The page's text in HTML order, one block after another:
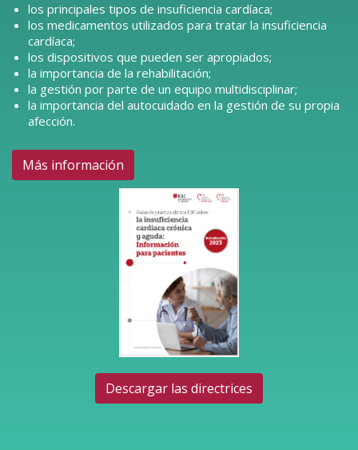
los principales tipos de insuficiencia cardíaca;
los medicamentos utilizados para tratar la insuficiencia
cardíaca;
los dispositivos que pueden ser apropiados;
la importancia de la rehabilitación;
la gestión por parte de un equipo multidisciplinar;
la importancia del autocuidado en la gestión de su propia
afección.
Más información
Descargar las directrices